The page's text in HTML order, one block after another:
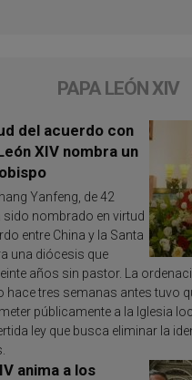
PAPA LEÓN XIV
del acuerdo con
XIV nombra un
Yanfeng, de 42
sido nombrado en virtud
entre China y la Santa
una diócesis que
años sin pastor. La
hace tres semanas antes tuvo
públicamente a la Iglesia
ley que busca eliminar la
anima a los